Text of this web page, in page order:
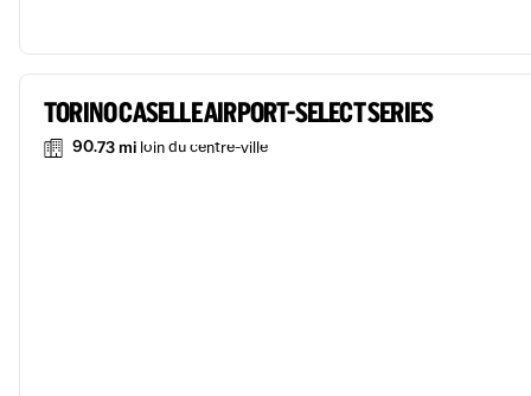
TORINO CASELLE AIRPORT-SELECT SERIES
90.73 mi loin du centre-ville